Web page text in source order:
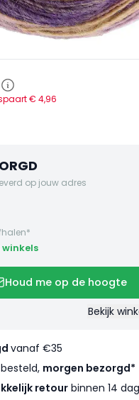
€ 4,96
op jouw adres
winkels
Houd me op de hoogte
Bekijk
vanaf €35
morgen bezorgd*
retour binnen 14